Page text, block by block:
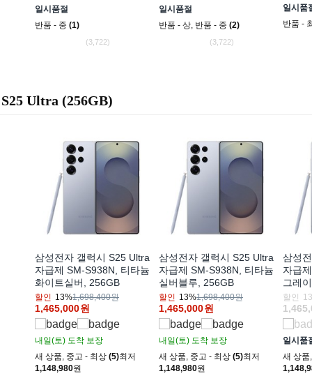
일시품절
반품 - 중 (1)
(3,722)
일시품절
반품 - 상 반품 - 중 (2)
(3,722)
일시품
반품 -
S25 Ultra (256GB)
삼성전자 갤럭시 S25 Ultra
자급제 SM-S938N, 티타늄
화이트실버, 256GB
할인 13%1,698,400원
1,465,000원
내일(토) 도착 보장
새 상품, 중고 - 최상 (5)최저
1,148,980원
삼성전자 갤럭시 S25 Ultra
자급제 SM-S938N, 티타늄
실버블루, 256GB
할인 13%1,698,400원
1,465,000원
내일(토) 도착 보장
새 상품, 중고 - 최상 (5)최저
1,148,980원
삼성
자급
그레
할인
일시품
새 상품